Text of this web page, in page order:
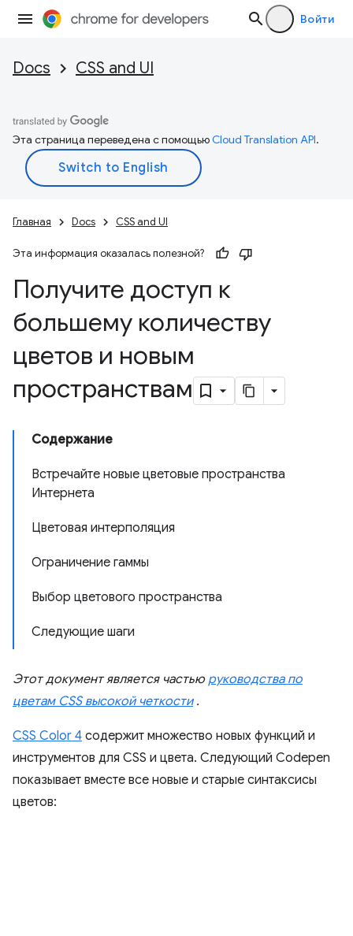
Войти
Docs CSS and UI
Эта страница переведена с помощьюCloud Translation API.
Главная Docs CSS and UI
Эта информация оказалась полезной?
Получите доступ к
большему количеству
цветов и новым
пространствам
Содержание
Встречайте новые цветовые пространства
Интернета
Цветовая интерполяция
Ограничение гаммы
Выбор цветового пространства
Следующие шаги
Этот документ является частьюруководства по
цветам CSS высокой четкости.
CSS Color 4 содержит множество новых функций и
инструментов для CSS и цвета. Следующий Codepen
показывает вместе все новые и старые синтаксисы
цветов: